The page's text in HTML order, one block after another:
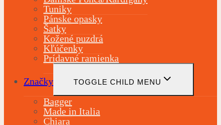
Tuniky
Pánske opasky
Šatky
Kožené puzdrá
Kľúčenky
Prídavné ramienka
Značky TOGGLE CHILD MENU
Bagger
Made in Italia
Chiara